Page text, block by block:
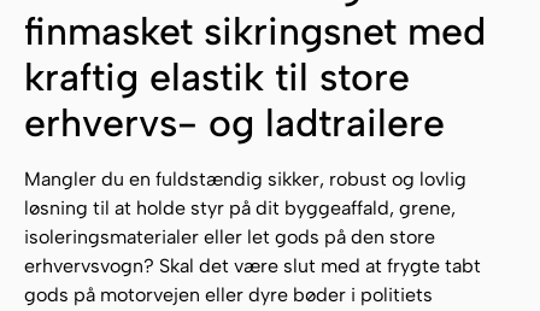
finmasket sikringsnet med
kraftig elastik til store
erhvervs- og ladtrailere
Mangler du en fuldstændig sikker, robust og lovlig
løsning til at holde styr på dit byggeaffald, grene,
isoleringsmaterialer eller let gods på den store
erhvervsvogn? Skal det være slut med at frygte tabt
gods på motorvejen eller dyre bøder i politiets